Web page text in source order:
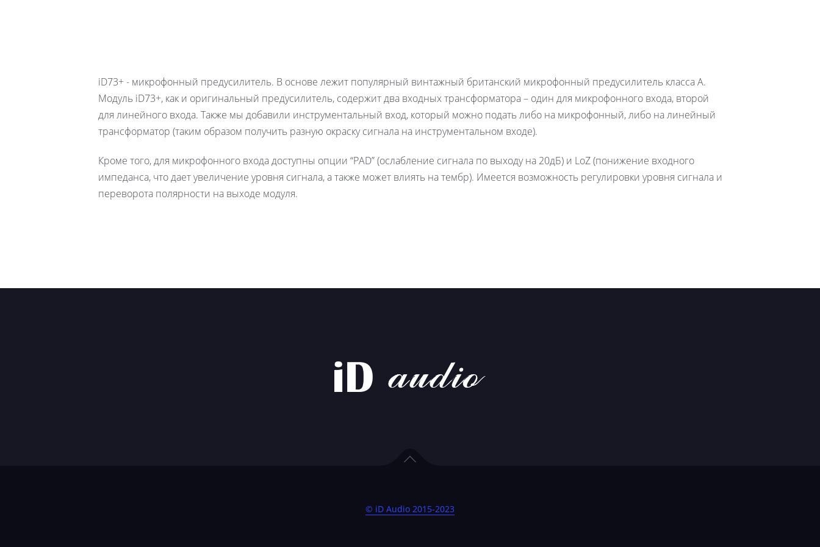
iD73+ - микрофонный предусилитель. В основе лежит популярный винтажный британский микрофонный предусилитель класса A.
Модуль iD73+, как и оригинальный предусилитель, содержит два входных трансформатора – один для микрофонного входа, второй
для линейного входа. Также мы добавили инструментальный вход, который можно подать либо на микрофонный, либо на линейный
трансформатор (таким образом получить разную окраску сигнала на инструментальном входе).
Кроме того, для микрофонного входа доступны опции “PAD” (ослабление сигнала по выходу на 20дБ) и LoZ (понижение входного
импеданса, что дает увеличение уровня сигнала, а также может влиять на тембр). Имеется возможность регулировки уровня сигнала и
переворота полярности на выходе модуля.
© iD Audio 2015-2023